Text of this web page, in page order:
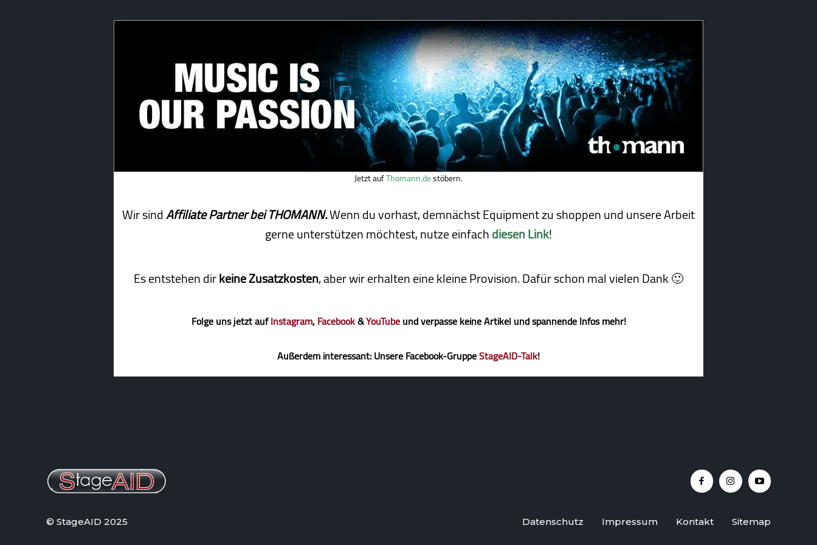
Jetzt aufThomann.destöbern.
Wir sindAffiliate Partner bei THOMANN.Wenn du vorhast, demnächst Equipment zu shoppen und unsere Arbeit
gerne unterstützen möchtest, nutze einfachdiesen Link!
Es entstehen dirkeine Zusatzkosten, aber wir erhalten eine kleine Pro­vi­sion. Dafür schon mal vielen Dank 🙂
Folge uns jetzt aufInstagram,Facebook&YouTubeund verpasse keine Artikel und spannende Infos mehr!
Außerdem interessant: Unsere Facebook-GruppeStageAID-Talk!
© StageAID 2025 Datenschutz Impressum Kontakt Sitemap